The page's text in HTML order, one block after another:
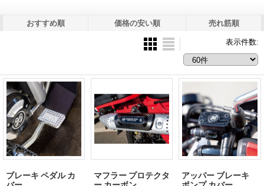
おすすめ順 価格の安い順 売れ筋順
表示件数:
ブレーキ ペダル カ
マフラー プロテクタ
アッパー ブレーキ